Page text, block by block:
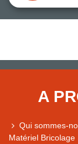
A
Qui sommes-
Matériel Bricolage